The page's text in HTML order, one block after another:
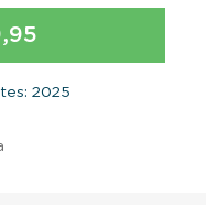
2025